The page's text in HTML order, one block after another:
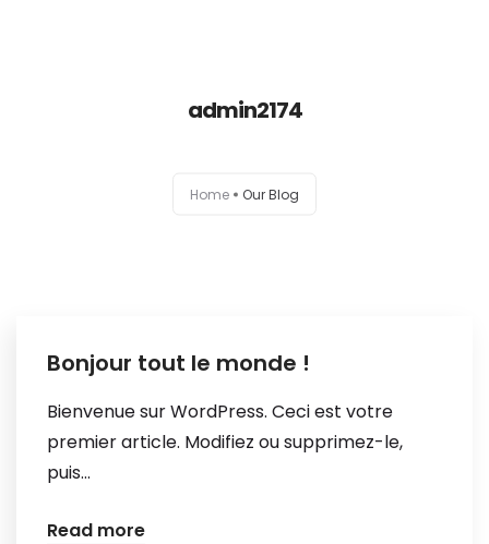
Sanitización y Desinfección
admin2174
Home Our Blog
Bonjour tout le monde !
Bienvenue sur WordPress. Ceci est votre
premier article. Modifiez ou supprimez-le,
puis...
Read more